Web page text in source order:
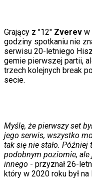
Edukacja
Aktualności
Matura
Kobieta
Aktualności
Piłka nożna
Siatkówka
Tenis
F1
Kolarstwo
Koszykówka
Grający z "12" Zverev w
godziny spotkaniu nie
serwisu 20-letniego
gemie pierwszej partii,
trzech kolejnych break
secie.
Myślę, że pierwszy set
jego serwis, wszystko
tak się nie stało. Później
podobnym poziomie,
innego - przyznał 26-
który w 2020 roku był